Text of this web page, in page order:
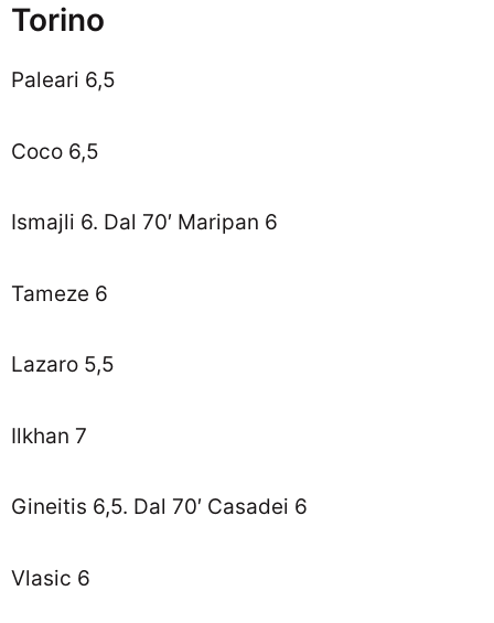
Torino
Paleari 6,5
Coco 6,5
Ismajli 6. Dal 70′ Maripan 6
Tameze 6
Lazaro 5,5
Ilkhan 7
Gineitis 6,5. Dal 70′ Casadei 6
Vlasic 6